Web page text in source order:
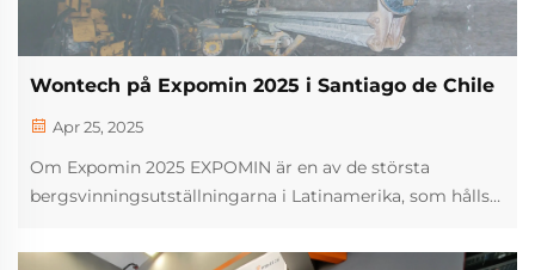
Wontech på Expomin 2025 i Santiago de Chile
Apr 25, 2025
Om Expomin 2025 EXPOMIN är en av de största
bergsvinningsutställningarna i Latinamerika, som hålls
senaste teknologierna, utrustningen och tjänsterna för